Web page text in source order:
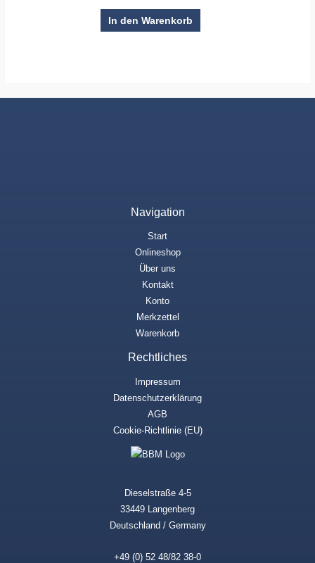
In den Warenkorb
Navigation
Start
Onlineshop
Über uns
Kontakt
Konto
Merkzettel
Warenkorb
Rechtliches
Impressum
Datenschutzerklärung
AGB
Cookie-Richtlinie (EU)
Dieselstraße 4-5
33449 Langenberg
Deutschland / Germany
+49 (0) 52 48/82 38-0